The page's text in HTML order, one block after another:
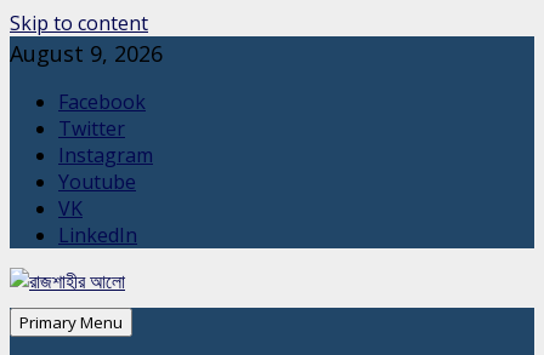
Skip to content
August 9, 2026
Facebook
Twitter
Instagram
Youtube
VK
LinkedIn
Primary Menu